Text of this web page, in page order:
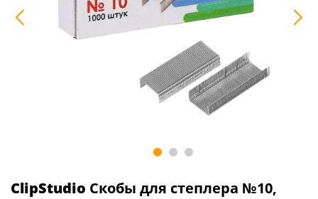
ClipStudio Скобы для степлера №10,